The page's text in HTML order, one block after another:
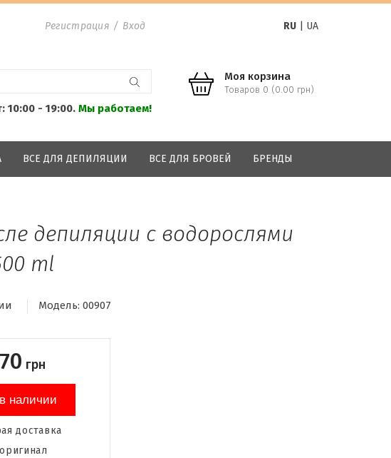
Регистрация / Вход RU| UA
10:00 - 19:00. Мы работаем!
Моя корзина
Товаров 0 (0.00 грн)
ВСЕ ДЛЯ ДЕПИЛЯЦИИ ВСЕ ДЛЯ БРОВЕЙ БРЕНДЫ
депиляции с водорослями
ml
Модель: 00907
грн
наличии
доставка